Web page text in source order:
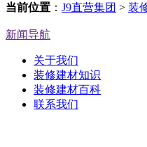
当前位置 ： J9直营集团 > 装
新闻导航
关于我们
装修建材知识
装修建材百科
联系我们